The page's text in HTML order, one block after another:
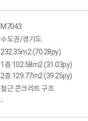
M7043
수도권/경기도
232.35m2 (70.28py)
1층 102.58m2 (31.03py)
2층 129.77m2 (39.25py)
철근 콘크리트 구조
-